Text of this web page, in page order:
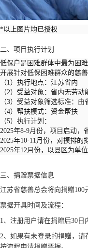
*以上图片均已授权
二、项目执行计划
低保户是困难群体中最为困
开展针对低保困难群众的慈
（1）执行地点：江苏省内
（2）受益对象：省内无劳
（3）受益对象筛选标准：
（4）帮扶模式：资金帮扶
（5）执行计划：
2025年8-9月份，项目启动
2025年10-11月份，对摸排
2025年12月份，以县区为单
三、捐赠票据信息
江苏省慈善总会将向捐赠
票据开具时间及流程：
1、注册用户请在捐赠后30
2、如果有未登录的捐赠，请